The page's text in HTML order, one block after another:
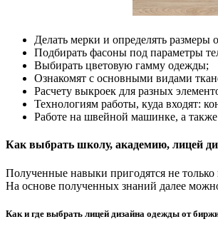
Делать мерки и определять размеры
Подбирать фасоны под параметры
Выбирать цветовую гамму одежды;
Ознакомят с основными видами
Расчету выкроек для разных
Технологиям работы, куда входят:
Работе на швейной машинке, а также
Как выбрать школу, академию, лицей
Полученные навыки пригодятся не
На основе полученных знаний далее
Как и где выбрать лицей дизайна одежды от